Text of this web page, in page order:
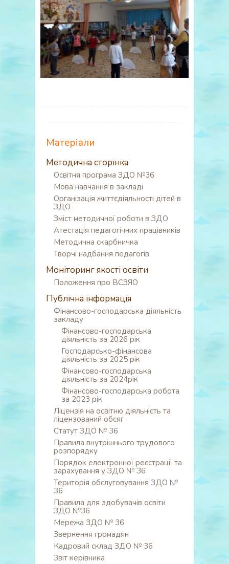
Матеріали
Методична сторінка
Освітня програма ЗДО №36
Мова навчання в закладі
Організація життєдіяльності дітей в
ЗДО
Зміст методичної роботи в ЗДО
Атестація педагогічних працівників
Методична скарбничка
Творчі надбання педагогів
Моніторинг якості освіти
Положення про ВСЗЯО
Публічна інформація
Фінансово-господарська діяльність
закладу
Фінансово-господарська
діяльність за 2026 рік
Господарсько-фінансова
діяльність за 2025 рік
Фінансово-господарська
діяльність за 2024рік
Фінансово-господарська робота
за 2023 рік
Ліцензія на освітню діяльність та
ліцензований обсяг
Статут ЗДО № 36
Правила внутрішнього трудового
розпорядку
Порядок електронної реєстрації та
зарахування у ЗДО № 36
Територія обслуговування ЗДО №
36
Правила для здобувачів освіти
ЗДО №36
Мережа ЗДО № 36
Звернення громадян
Кадровий склад ЗДО № 36
Звіт керівника